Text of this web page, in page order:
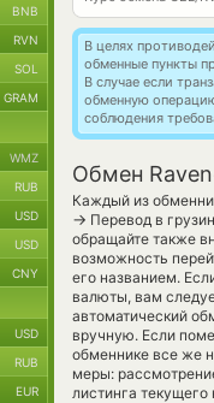
В целях
обменные пункты
В случае если
обменную
соблюдения
Обмен
Каждый из
→ Перевод в
обращайте также
возможность
его названием.
валюты, вам
автоматический
вручную. Если
обменнике все же
меры:
листинга
BNB
RVN
SOL
GRAM
WMZ
RUB
USD
USD
CNY
USD
RUB
EUR